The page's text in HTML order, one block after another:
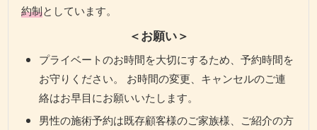
約制としています。
＜お願い＞
プライベートのお時間を大切にするため、予約時間を
お守りください。 お時間の変更、キャンセルのご連
絡はお早目にお願いいたします。
男性の施術予約は既存顧客様のご家族様、ご紹介の方